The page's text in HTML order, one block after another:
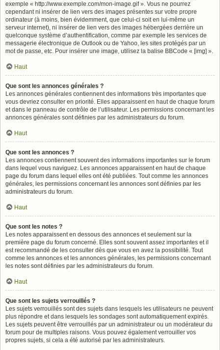
exemple « http://www.exemple.com/mon-image.gif ». Vous ne pourrez
cependant ni insérer de lien vers des images présentes sur votre propre
ordinateur (à moins, bien évidemment, que celui-ci soit en lui-même un
serveur internet), ni insérer de lien vers des images hébergées derrière un
quelconque système d’authentification, comme par exemple les services de
messagerie électronique de Outlook ou de Yahoo, les sites protégés par un
mot de passe, etc. Pour insérer une image, utilisez la balise BBCode « [img] ».
Haut
Que sont les annonces générales ?
Les annonces générales contiennent des informations très importantes que
vous devriez consulter en priorité. Elles apparaissent en haut de chaque forum
et dans le panneau de contrôle de l’utilisateur. Les permissions concernant les
annonces générales sont définies par les administrateurs du forum.
Haut
Que sont les annonces ?
Les annonces contiennent souvent des informations importantes sur le forum
dans lequel vous naviguez. Les annonces apparaissent en haut de chaque
page du forum dans lequel elles ont été publiées. Tout comme les annonces
générales, les permissions concernant les annonces sont définies par les
administrateurs du forum.
Haut
Que sont les notes ?
Les notes apparaissent en dessous des annonces et seulement sur la
première page du forum concerné. Elles sont souvent assez importantes et il
est recommandé de les consulter dès que vous en avez la possibilité. Tout
comme les annonces et les annonces générales, les permissions concernant
les notes sont définies par les administrateurs du forum.
Haut
Que sont les sujets verrouillés ?
Les sujets verrouillés sont des sujets dans lesquels les utilisateurs ne peuvent
plus répondre et dans lesquels les sondages sont automatiquement expirés.
Les sujets peuvent être verrouillés par un administrateur ou un modérateur du
forum pour de multiples raisons. Vous pouvez également verrouiller vos
propres sujets, si cela a été autorisé par les administrateurs.